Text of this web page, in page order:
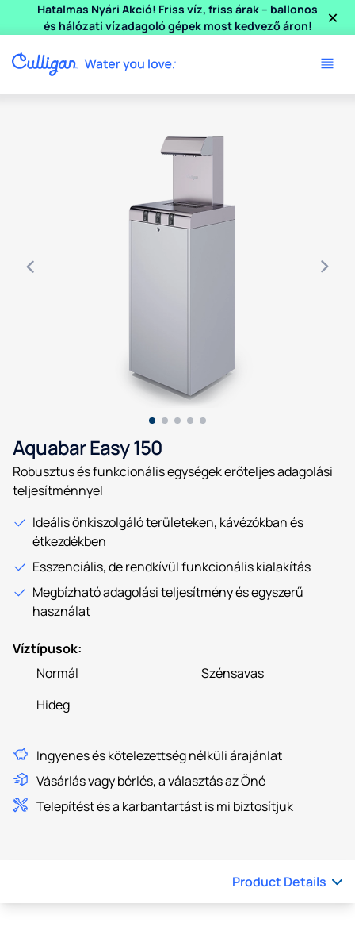
Hatalmas Nyári Akció! Friss víz, friss árak – ballonos
és hálózati vízadagoló gépek most kedvező áron!
×
Use arrow keys to navigate between product images, or
Aquabar Easy 150
Robusztus és funkcionális egységek erőteljes adagolási
teljesítménnyel
Ideális önkiszolgáló területeken, kávézókban és
étkezdékben
Esszenciális, de rendkívül funkcionális kialakítás
Megbízható adagolási teljesítmény és egyszerű
használat
Víztípusok:
Normál
Szénsavas
Hideg
Ingyenes és kötelezettség nélküli árajánlat
Vásárlás vagy bérlés, a választás az Öné
Telepítést és a karbantartást is mi biztosítjuk
Product Details